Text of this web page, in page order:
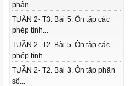
phân...
TUẦN 2- T3. Bài 5. Ôn tập các
phép tính...
TUẦN 2- T2. Bài 5. Ôn tập các
phép tính...
TUẦN 2- T2. Bài 3. Ôn tập phân
số...